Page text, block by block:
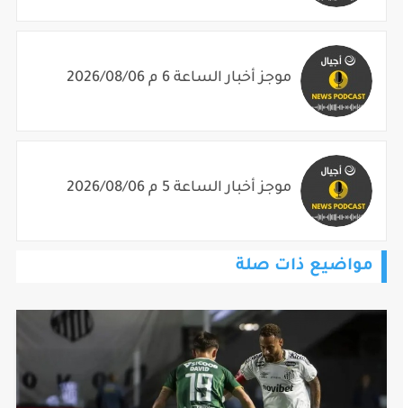
موجز أخبار الساعة 6 م 2026/08/06
موجز أخبار الساعة 5 م 2026/08/06
مواضيع ذات صلة